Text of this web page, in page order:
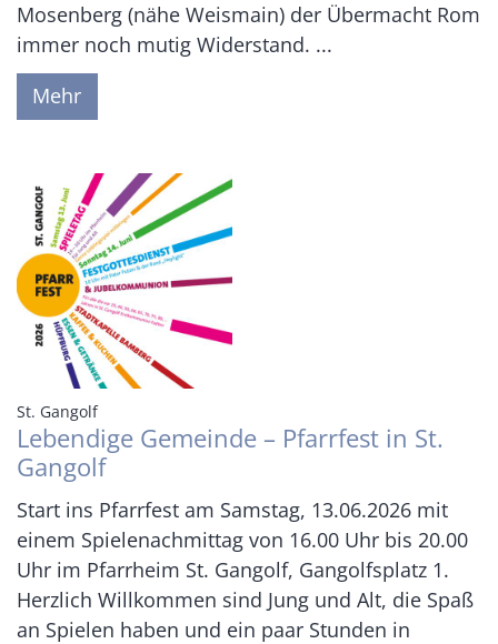
Mosenberg (nähe Weismain) der Übermacht Rom
immer noch mutig Widerstand. ...
Mehr
St. Gangolf:
Lebendige Gemeinde – Pfarrfest in St.
Gangolf
Start ins Pfarrfest am Samstag, 13.06.2026 mit
einem Spielenachmittag von 16.00 Uhr bis 20.00
Uhr im Pfarrheim St. Gangolf, Gangolfsplatz 1.
Herzlich Willkommen sind Jung und Alt, die Spaß
an Spielen haben und ein paar Stunden in